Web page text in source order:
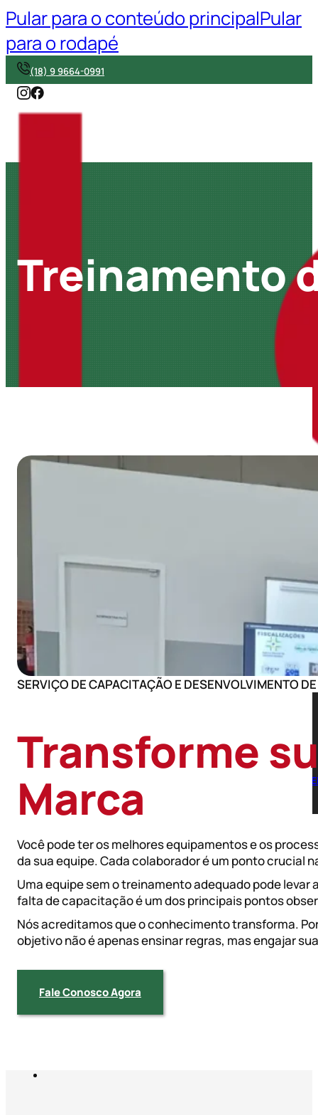
Pular para o conteúdo principalPular
para o rodapé
(18) 9 9664-0991
SERVIÇOS
MANUAIS DE BOAS PRÁTICAS E POPS
ROTULAGEM E TABELA NUTRICIONAL
TREINAMENTO DE EQUIPE
RESPONSABILIDADE TÉCNICA E
AUDITORIAS
DETERMINAÇÃO DE SHELFLIFE (VALIDADE)
Treinamento
SERVIÇO DE CAPACITAÇÃO E DESENVOLVIMENTO
Transforme
Marca
Você pode ter os melhores equipamentos e os
da sua equipe. Cada colaborador é um ponto crucial
Uma equipe sem o treinamento adequado pode
falta de capacitação é um dos principais pontos
Nós acreditamos que o conhecimento transforma.
objetivo não é apenas ensinar regras, mas engajar
Fale Conosco Agora